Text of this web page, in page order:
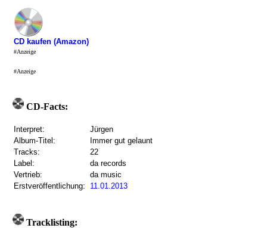
CD kaufen (Amazon)
#Anzeige
#Anzeige
CD-Facts:
Interpret:
Jürgen
Album-Titel:
Immer gut gelaunt
Tracks:
22
Label:
da records
Vertrieb:
da music
Erstveröffentlichung:
11.01.2013
Tracklisting: